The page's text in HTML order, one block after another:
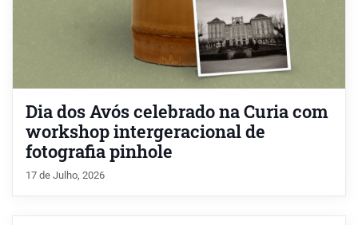
Dia dos Avós celebrado na Curia com
workshop intergeracional de
fotografia pinhole
17 de Julho, 2026